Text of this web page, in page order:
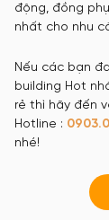
động, đồng
nhất cho nhu
Nếu các bạn
building Hot
rẻ thì hãy đến
Hotline :
nhé!